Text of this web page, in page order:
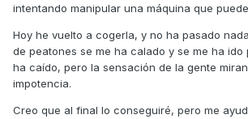
intentando manipular una máquina que
Hoy he vuelto a cogerla, y no ha pasado
de peatones se me ha calado y se me ha ido
ha caído, pero la sensación de la gente
impotencia.
Creo que al final lo conseguiré, pero me